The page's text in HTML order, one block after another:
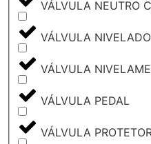
VÁLVULA NEUTRO
VÁLVULA
VÁLVULA
VÁLVULA PEDAL
VÁLVULA